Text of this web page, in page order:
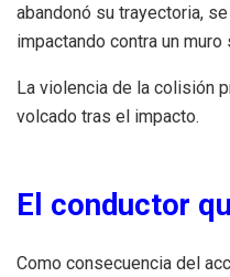
abandonó su trayectoria,
impactando contra un
La violencia de la colisión
volcado tras el impacto.
El conductor
Como consecuencia del